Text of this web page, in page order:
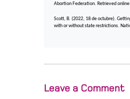
Abortion Federation. Retrieved online.
Scott, B. (2022, 18 de octubre).
with or without state restrictions.
Leave a Comment